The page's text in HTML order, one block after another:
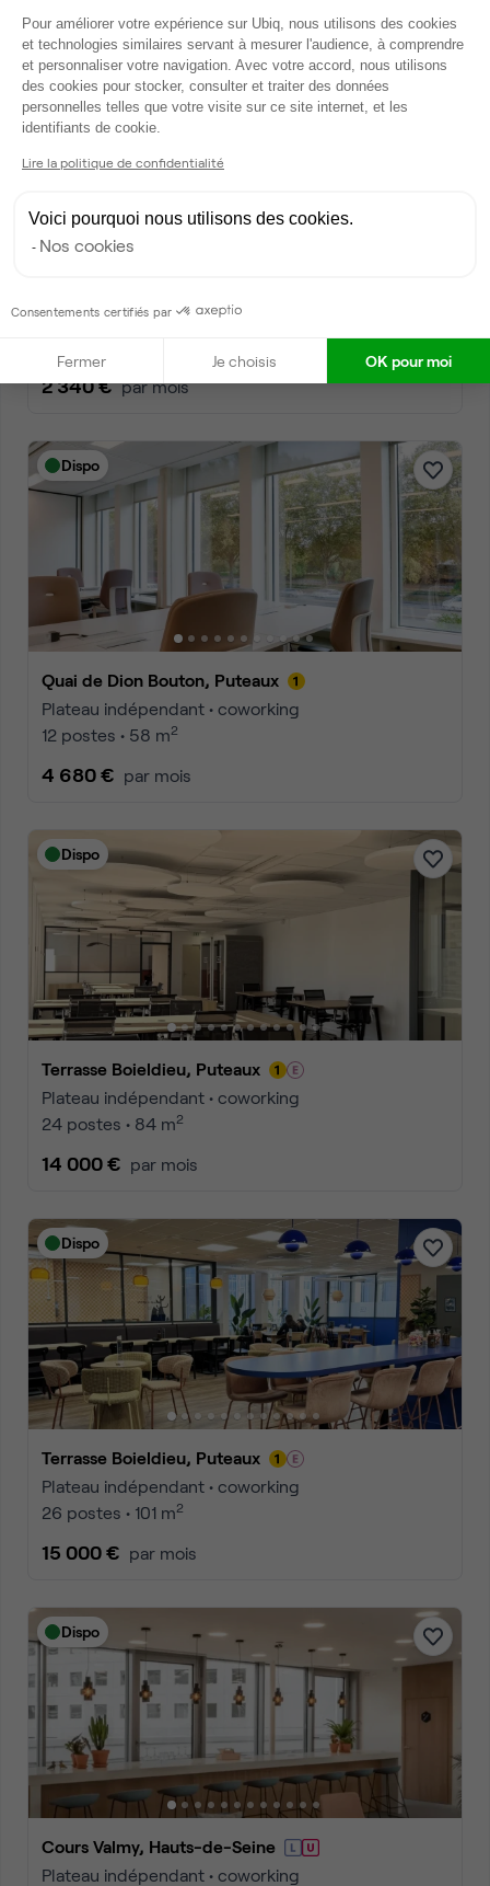
Dispo
Plateau indépendant • coworking
2 340 € par mois
Dispo
Quai de Dion Bouton, Puteaux
Plateau indépendant • coworking
12 postes • 58 m2
4 680 € par mois
Dispo
Terrasse Boieldieu, Puteaux
Plateau indépendant • coworking
24 postes • 84 m2
14 000 € par mois
Dispo
Terrasse Boieldieu, Puteaux
Plateau indépendant • coworking
26 postes • 101 m2
15 000 € par mois
Dispo
Cours Valmy, Hauts-de-Seine
Plateau indépendant • coworking
Plateforme de Gestion du
Pour améliorer votre expérience sur Ubiq, nous utilisons des cookies
et technologies similaires servant à mesurer l'audience, à comprendre
et personnaliser votre navigation. Avec votre accord, nous utilisons
des cookies pour stocker, consulter et traiter des données
personnelles telles que votre visite sur ce site internet, et les
identifiants de cookie.
Lire la politique de confidentialité
Voici pourquoi nous utilisons des cookies.
Nos cookies
Consentements certifiés par
Fermer Je choisis OK pour moi